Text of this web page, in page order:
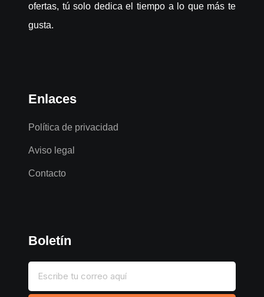
ofertas, tú solo dedica el tiempo a lo que más te
gusta.
Enlaces
Política de privacidad
Aviso legal
Contacto
Boletín